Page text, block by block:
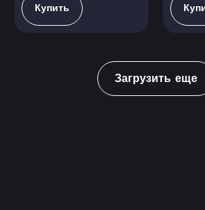
Купить
Загрузить еще